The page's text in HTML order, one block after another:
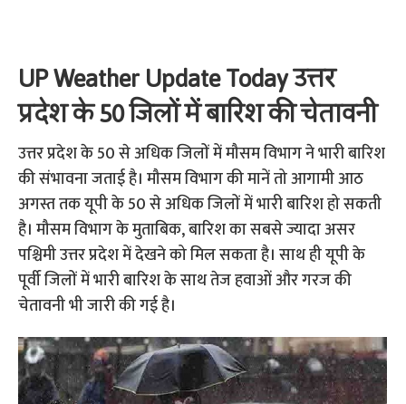
UP Weather Update Today उत्तर
प्रदेश के 50 जिलों में बारिश की चेतावनी
उत्तर प्रदेश के 50 से अधिक जिलों में मौसम विभाग ने भारी बारिश
की संभावना जताई है। मौसम विभाग की मानें तो आगामी आठ
अगस्त तक यूपी के 50 से अधिक जिलों में भारी बारिश हो सकती
है। मौसम विभाग के मुताबिक, बारिश का सबसे ज्यादा असर
पश्चिमी उत्तर प्रदेश में देखने को मिल सकता है। साथ ही यूपी के
पूर्वी जिलों में भारी बारिश के साथ तेज हवाओं और गरज की
चेतावनी भी जारी की गई है।